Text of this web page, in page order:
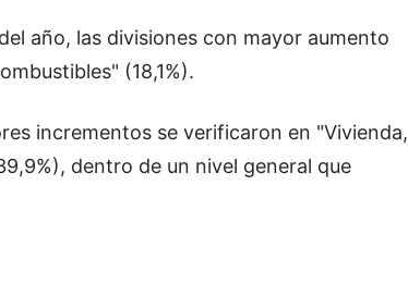
año, las divisiones con mayor aumento
(18,1%).
incrementos se verificaron en "Vivienda,
dentro de un nivel general que